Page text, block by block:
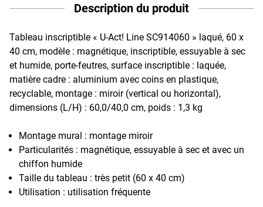
Description du produit
Tableau inscriptible « U-Act! Line SC914060 » laqué, 60 x
40 cm, modèle : magnétique, inscriptible, essuyable à sec
et humide, porte-feutres, surface inscriptible : laquée,
matière cadre : aluminium avec coins en plastique,
recyclable, montage : miroir (vertical ou horizontal),
dimensions (L/H) : 60,0/40,0 cm, poids : 1,3 kg
Montage mural : montage miroir
Particularités : magnétique, essuyable à sec et avec un
chiffon humide
Taille du tableau : très petit (60 x 40 cm)
Utilisation : utilisation fréquente